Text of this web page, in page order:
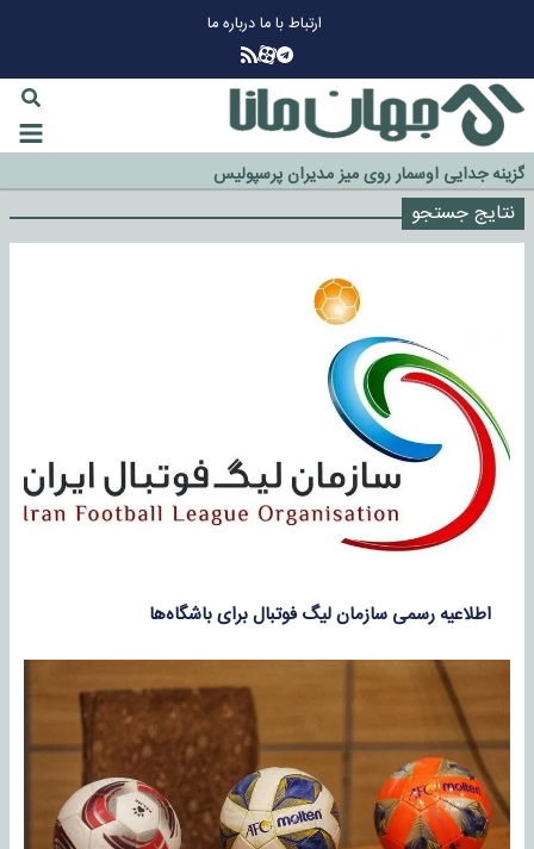
ارتباط با مادرباره ما
چرا طلا دوباره افزایشی شد؟
گزینه جدایی اوسمار روی میز مدیران پرسپولیس
آیا رئیس جمهور آمریکا قانون را دور می‌زند؟
سازمان اطلاعات سپاه: پروژه دولت ترامپ برای مهار چین، روسیه و اروپا شکست
نتایج جستجو
اطلاعیه رسمی سازمان لیگ فوتبال برای باشگاه‌ها